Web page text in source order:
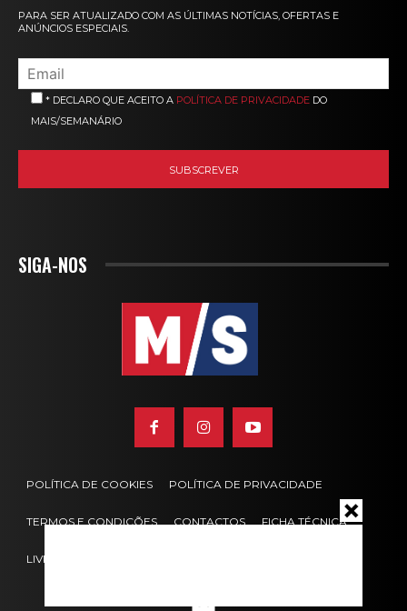
PARA SER ATUALIZADO COM AS ÚLTIMAS NOTÍCIAS, OFERTAS E
ANÚNCIOS ESPECIAIS.
* DECLARO QUE ACEITO A POLÍTICA DE PRIVACIDADE DO
MAIS/SEMANÁRIO
SIGA-NOS
POLÍTICA DE COOKIES POLÍTICA DE PRIVACIDADE
TERMOS E CONDIÇÕES CONTACTOS FICHA TÉCNICA
LIVRO DE RECLAMAÇÕES